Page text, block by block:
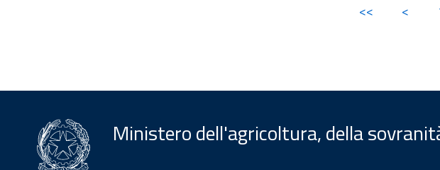
<< <
Ministero dell'agricoltura, della